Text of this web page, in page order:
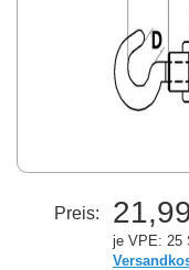
Preis:
je VPE: 25